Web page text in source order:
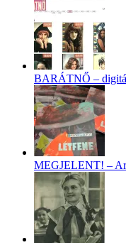
BARÁTNŐ –
MEGJELENT! –